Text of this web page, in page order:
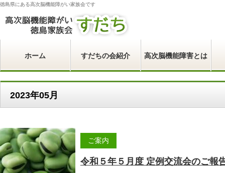
徳島県にある高次脳機能障がい家族会です
ホーム すだちの会紹介 高次脳機能障害とは
2023年05月
ご案内
令和５年５月度 定例交流会のご報